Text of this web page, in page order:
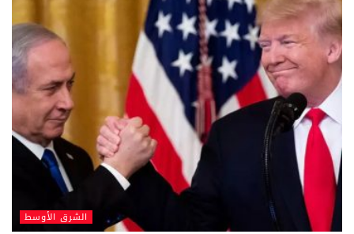
الشرق الأوسط